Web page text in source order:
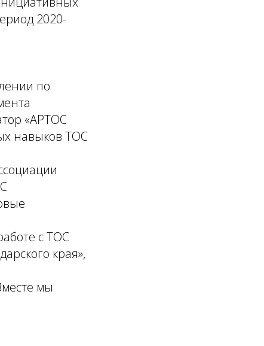
2020-
по
«АРТОС
навыков ТОС
с ТОС
края»,
мы